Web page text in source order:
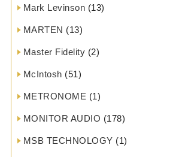
Mark Levinson (13)
MARTEN (13)
Master Fidelity (2)
McIntosh (51)
METRONOME (1)
MONITOR AUDIO (178)
MSB TECHNOLOGY (1)